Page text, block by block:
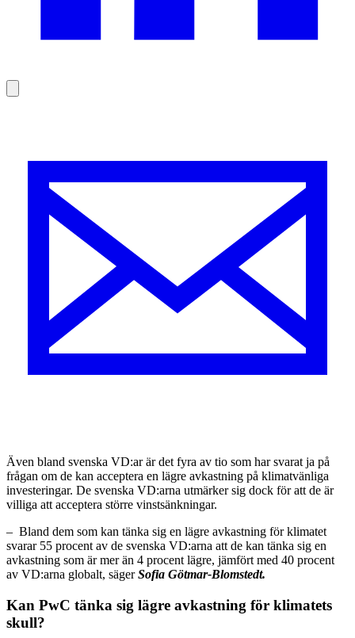
Även bland svenska VD:ar är det fyra av tio som har svarat ja på
frågan om de kan acceptera en lägre avkastning på klimatvänliga
investeringar. De svenska VD:arna utmärker sig dock för att de är
villiga att acceptera större vinstsänkningar.
– Bland dem som kan tänka sig en lägre avkastning för klimatet
svarar 55 procent av de svenska VD:arna att de kan tänka sig en
avkastning som är mer än 4 procent lägre, jämfört med 40 procent
av VD:arna globalt, sägerSofia Götmar-Blomstedt.
Kan PwC tänka sig lägre avkastning för klimatets
skull?